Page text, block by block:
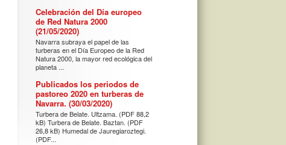
Celebración del Día europeo
de Red Natura 2000
(21/05/2020)
Navarra subraya el papel de las
turberas en el Día Europeo de la Red
Natura 2000, la mayor red ecológica del
planeta ...
Publicados los periodos de
pastoreo 2020 en turberas de
Navarra. (30/03/2020)
Turbera de Belate. Ultzama. (PDF 88,2
kB) Turbera de Belate. Baztan. (PDF
26,8 kB) Humedal de Jauregiaroztegi.
(PDF...